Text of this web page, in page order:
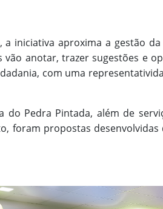
iniciativa aproxima a gestão
vão anotar, trazer sugestões e
com uma
do Pedra Pintada, além de
foram propostas